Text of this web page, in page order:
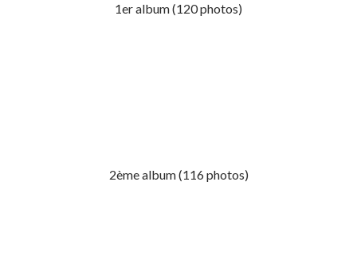
1er album (120 photos)
2ème album (116 photos)